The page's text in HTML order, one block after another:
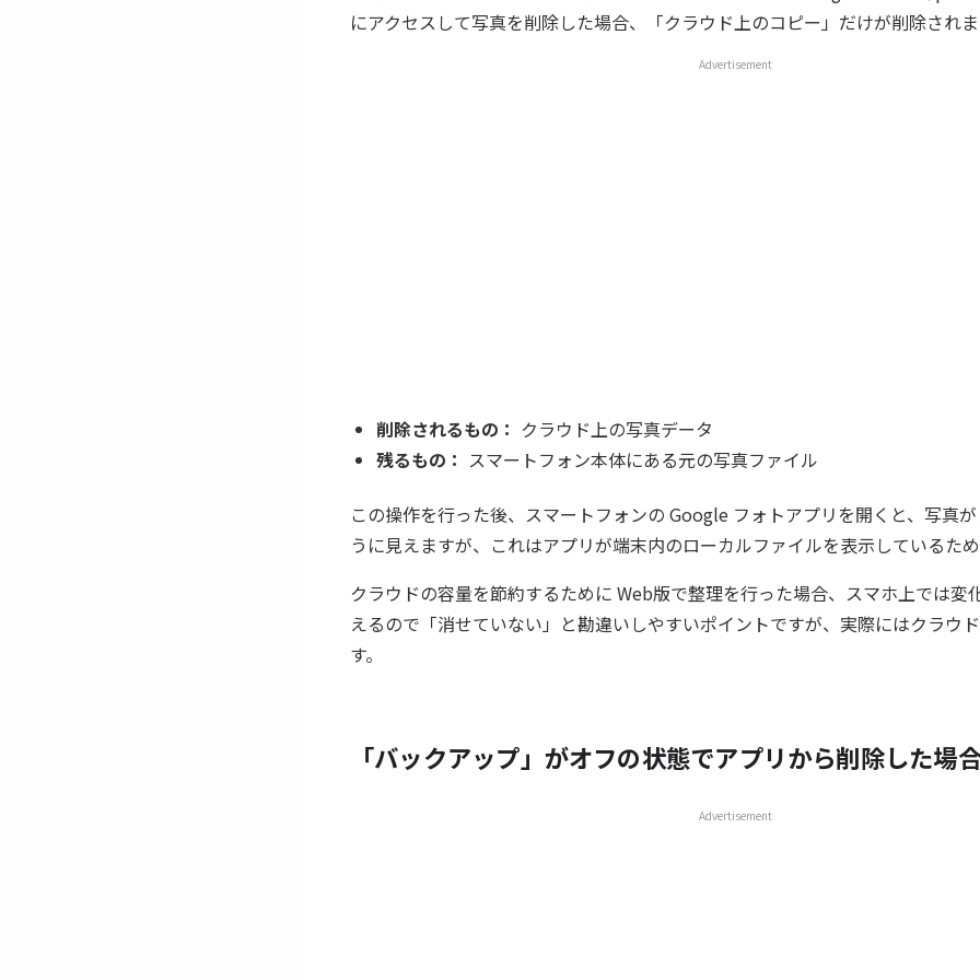
にアクセスして写真を削除した場合、「クラウド上のコピー」だけが削除され
Advertisement
削除されるもの： クラウド上の写真データ
残るもの： スマートフォン本体にある元の写真ファイル
この操作を行った後、スマートフォンの Google フォトアプリを開くと、写真
うに見えますが、これはアプリが端末内のローカルファイルを表示しているた
クラウドの容量を節約するために Web版で整理を行った場合、スマホ上では変
えるので「消せていない」と勘違いしやすいポイントですが、実際にはクラウ
す。
「バックアップ」がオフの状態でアプリから削除した場
Advertisement